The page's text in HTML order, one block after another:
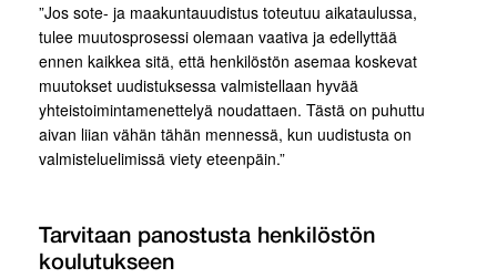
”Jos sote- ja maakuntauudistus toteutuu aikataulussa,
tulee muutosprosessi olemaan vaativa ja edellyttää
ennen kaikkea sitä, että henkilöstön asemaa koskevat
muutokset uudistuksessa valmistellaan hyvää
yhteistoimintamenettelyä noudattaen. Tästä on puhuttu
aivan liian vähän tähän mennessä, kun uudistusta on
valmisteluelimissä viety eteenpäin.”
Tarvitaan panostusta henkilöstön
koulutukseen